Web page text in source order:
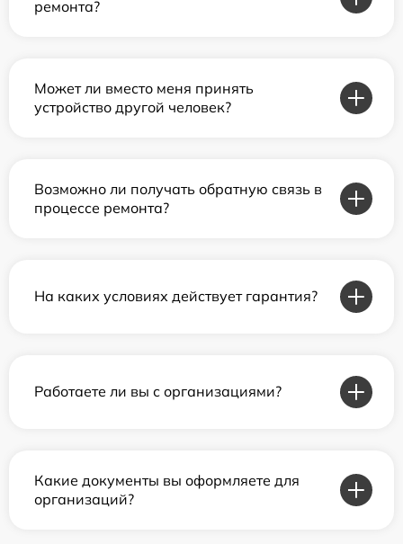
ремонта?
Может ли вместо меня принять
устройство другой человек?
Возможно ли получать обратную связь в
процессе ремонта?
На каких условиях действует гарантия?
Работаете ли вы с организациями?
Какие документы вы оформляете для
организаций?